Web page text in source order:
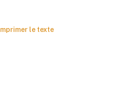
Imprimer le texte